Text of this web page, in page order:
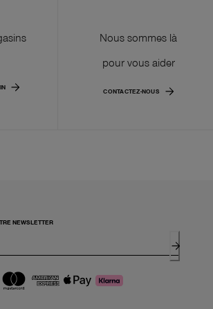
Nous sommes là
pour vous aider
CONTACTEZ-NOUS
NEWSLETTER